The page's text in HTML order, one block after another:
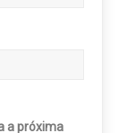
a próxima